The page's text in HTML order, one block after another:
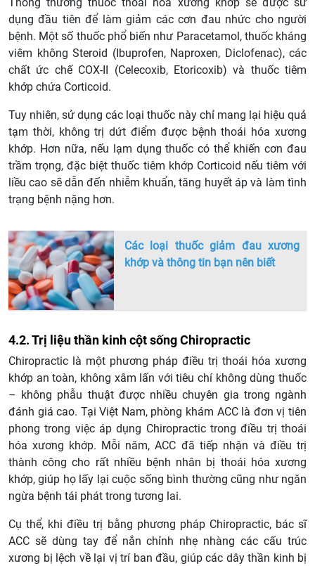
dụng đầu tiên để làm giảm các cơn đau nhức cho người
bệnh. Một số thuốc phổ biến như Paracetamol, thuốc kháng
viêm không Steroid (Ibuprofen, Naproxen, Diclofenac), các
chất ức chế COX-II (Celecoxib, Etoricoxib) và thuốc tiêm
khớp chứa Corticoid.
Tuy nhiên, sử dụng các loại thuốc này chỉ mang lại hiệu quả
tạm thời, không trị dứt điểm được bệnh thoái hóa xương
khớp. Hơn nữa, nếu lạm dụng thuốc có thể khiến cơn đau
trầm trọng, đặc biệt thuốc tiêm khớp Corticoid nếu tiêm với
liều cao sẽ dẫn đến nhiễm khuẩn, tăng huyết áp và làm tình
trạng bệnh nặng hơn.
Các loại thuốc giảm đau xương
khớp và thông tin bạn nên biết
4.2. Trị liệu thần kinh cột sống Chiropractic
Chiropractic là một phương pháp điều trị thoái hóa xương
khớp an toàn, không xâm lấn với tiêu chí không dùng thuốc
– không phẫu thuật được nhiều chuyên gia trong ngành
đánh giá cao. Tại Việt Nam, phòng khám ACC là đơn vị tiên
phong trong việc áp dụng Chiropractic trong điều trị thoái
hóa xương khớp. Mỗi năm, ACC đã tiếp nhận và điều trị
thành công cho rất nhiều bệnh nhân bị thoái hóa xương
khớp, giúp họ lấy lại cuộc sống bình thường cũng như ngăn
ngừa bệnh tái phát trong tương lai.
Cụ thể, khi điều trị bằng phương pháp Chiropractic, bác sĩ
ACC sẽ dùng tay để nắn chỉnh nhẹ nhàng các cấu trúc
xương bị lệch về lại vị trí ban đầu, giúp các dây thần kinh bị